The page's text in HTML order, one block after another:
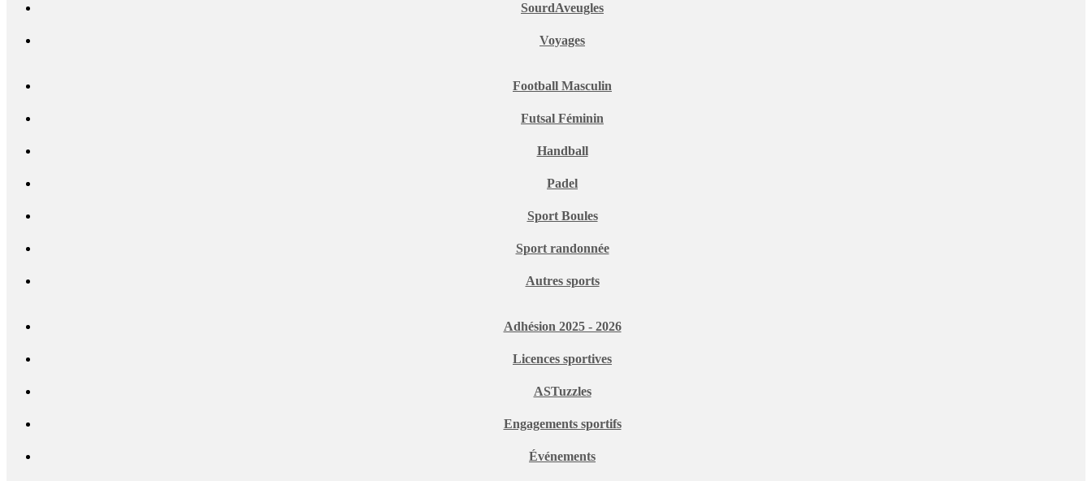
SourdAveugles
Voyages
Football Masculin
Futsal Féminin
Handball
Padel
Sport Boules
Sport randonnée
Autres sports
Adhésion 2025 - 2026
Licences sportives
ASTuzzles
Engagements sportifs
Événements